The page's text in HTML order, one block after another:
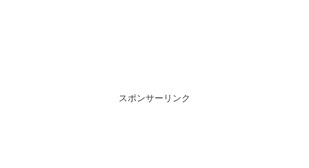
スポンサーリンク